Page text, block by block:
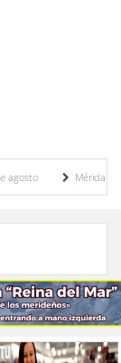
Mérida territorio